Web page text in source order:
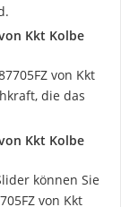
Kkt Kolbe
von Kkt
die das
Kkt Kolbe
können Sie
von Kkt